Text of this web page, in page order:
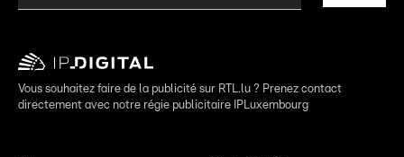
Vous souhaitez faire de la publicité sur RTL.lu ? Prenez contact
directement avec notre régie publicitaire IPLuxembourg